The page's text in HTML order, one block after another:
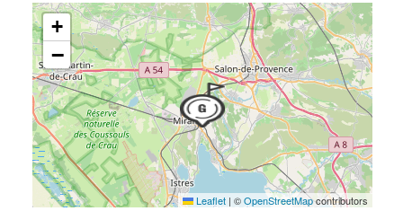
+
−
Leaflet | ©OpenStreetMapcontributors